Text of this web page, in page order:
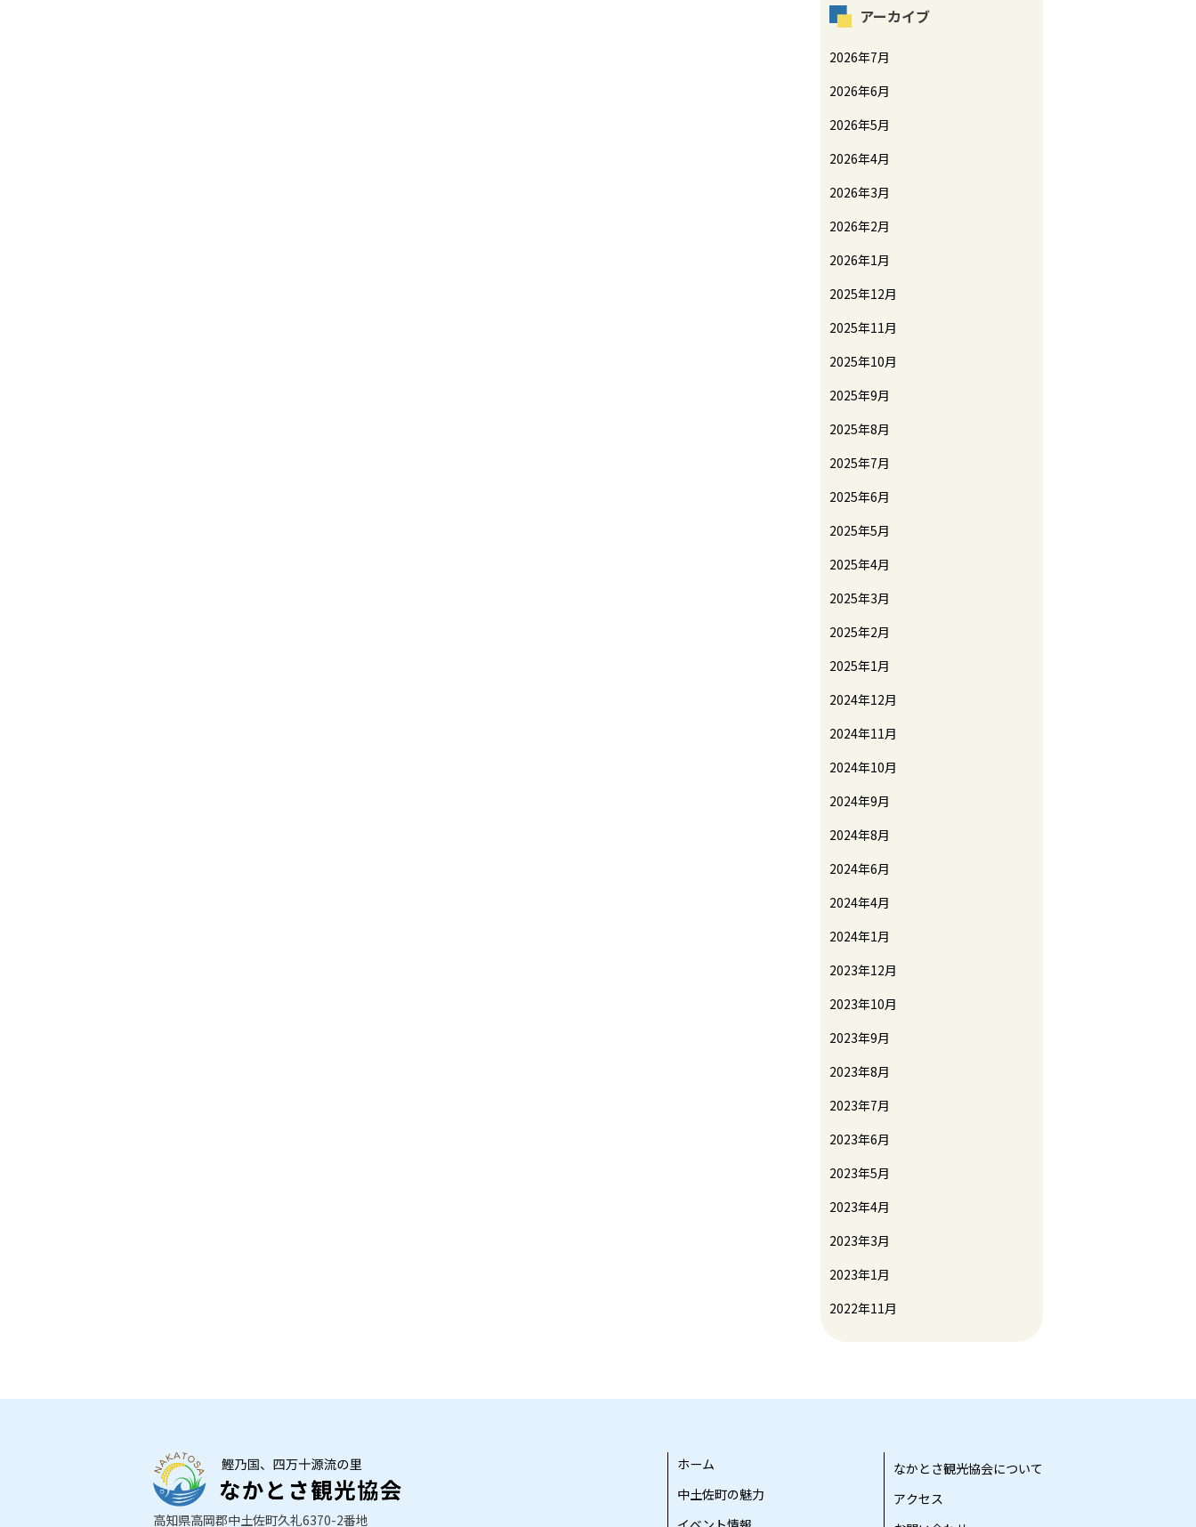
アーカイブ
2026年7月
2026年6月
2026年5月
2026年4月
2026年3月
2026年2月
2026年1月
2025年12月
2025年11月
2025年10月
2025年9月
2025年8月
2025年7月
2025年6月
2025年5月
2025年4月
2025年3月
2025年2月
2025年1月
2024年12月
2024年11月
2024年10月
2024年9月
2024年8月
2024年6月
2024年4月
2024年1月
2023年12月
2023年10月
2023年9月
2023年8月
2023年7月
2023年6月
2023年5月
2023年4月
2023年3月
2023年1月
2022年11月
高知県高岡郡中土佐町久礼6370-2番地
ホーム
中土佐町の魅力
なかとさ観光協会について
アクセス